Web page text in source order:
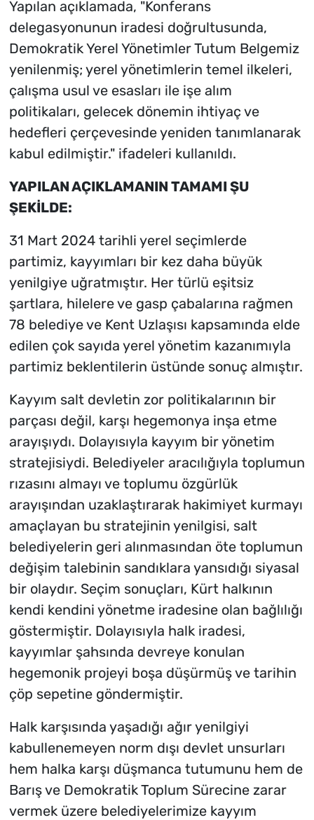
Yapılan açıklamada, "Konferans
delegasyonunun iradesi doğrultusunda,
Demokratik Yerel Yönetimler Tutum Belgemiz
yenilenmiş; yerel yönetimlerin temel ilkeleri,
çalışma usul ve esasları ile işe alım
politikaları, gelecek dönemin ihtiyaç ve
hedefleri çerçevesinde yeniden tanımlanarak
kabul edilmiştir." ifadeleri kullanıldı.
YAPILAN AÇIKLAMANIN TAMAMI ŞU
ŞEKİLDE:
31 Mart 2024 tarihli yerel seçimlerde
partimiz, kayyımları bir kez daha büyük
yenilgiye uğratmıştır. Her türlü eşitsiz
şartlara, hilelere ve gasp çabalarına rağmen
78 belediye ve Kent Uzlaşısı kapsamında elde
edilen çok sayıda yerel yönetim kazanımıyla
partimiz beklentilerin üstünde sonuç almıştır.
Kayyım salt devletin zor politikalarının bir
parçası değil, karşı hegemonya inşa etme
arayışıydı. Dolayısıyla kayyım bir yönetim
stratejisiydi. Belediyeler aracılığıyla toplumun
rızasını almayı ve toplumu özgürlük
arayışından uzaklaştırarak hakimiyet kurmayı
amaçlayan bu stratejinin yenilgisi, salt
belediyelerin geri alınmasından öte toplumun
değişim talebinin sandıklara yansıdığı siyasal
bir olaydır. Seçim sonuçları, Kürt halkının
kendi kendini yönetme iradesine olan bağlılığı
göstermiştir. Dolayısıyla halk iradesi,
kayyımlar şahsında devreye konulan
hegemonik projeyi boşa düşürmüş ve tarihin
çöp sepetine göndermiştir.
Halk karşısında yaşadığı ağır yenilgiyi
kabullenemeyen norm dışı devlet unsurları
hem halka karşı düşmanca tutumunu hem de
Barış ve Demokratik Toplum Sürecine zarar
vermek üzere belediyelerimize kayyım